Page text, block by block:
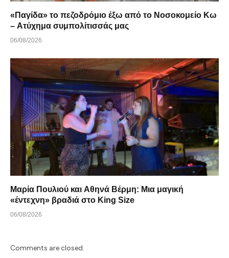
«Παγίδα» το πεζοδρόμιο έξω από το Νοσοκομείο Κω
– Ατύχημα συμπολίτισσάς μας
06/08/2026
Μαρία Πουλιού και Αθηνά Βέρμη: Μια μαγική
«έντεχνη» βραδιά στο King Size
06/08/2026
Comments are closed.